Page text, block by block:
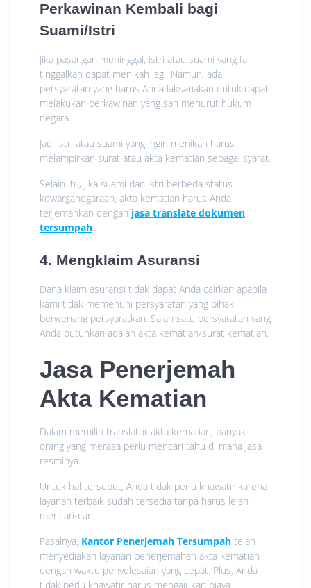
Perkawinan Kembali bagi
Suami/Istri
Jika pasangan meninggal, istri atau suami yang Ia
tinggalkan dapat menikah lagi. Namun, ada
persyaratan yang harus Anda laksanakan untuk dapat
melakukan perkawinan yang sah menurut hukum
negara.
Jadi istri atau suami yang ingin menikah harus
melampirkan surat atau akta kematian sebagai syarat.
Selain itu, jika suami dan istri berbeda status
kewarganegaraan, akta kematian harus Anda
terjemahkan dengan jasa translate dokumen
tersumpah.
4. Mengklaim Asuransi
Dana klaim asuransi tidak dapat Anda cairkan apabila
kami tidak memenuhi persyaratan yang pihak
berwenang persyaratkan. Salah satu persyaratan yang
Anda butuhkan adalah akta kematian/surat kematian.
Jasa Penerjemah
Akta Kematian
Dalam memilih translator akta kematian, banyak
orang yang merasa perlu mencari tahu di mana jasa
resminya.
Untuk hal tersebut, Anda tidak perlu khawatir karena
layanan terbaik sudah tersedia tanpa harus lelah
mencari-cari.
Pasalnya, Kantor Penerjemah Tersumpah telah
menyediakan layanan penerjemahan akta kematian
dengan waktu penyelesaian yang cepat. Plus, Anda
tidak perlu khawatir harus mengajukan biaya